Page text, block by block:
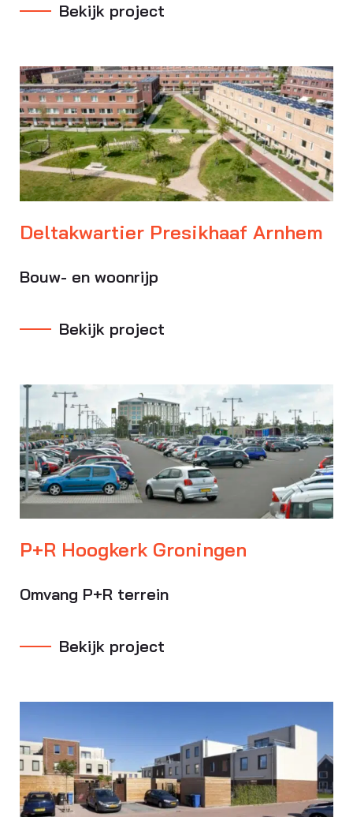
Bekijk project
Deltakwartier Presikhaaf Arnhem
Bouw- en woonrijp
Bekijk project
P+R Hoogkerk Groningen
Omvang P+R terrein
Bekijk project